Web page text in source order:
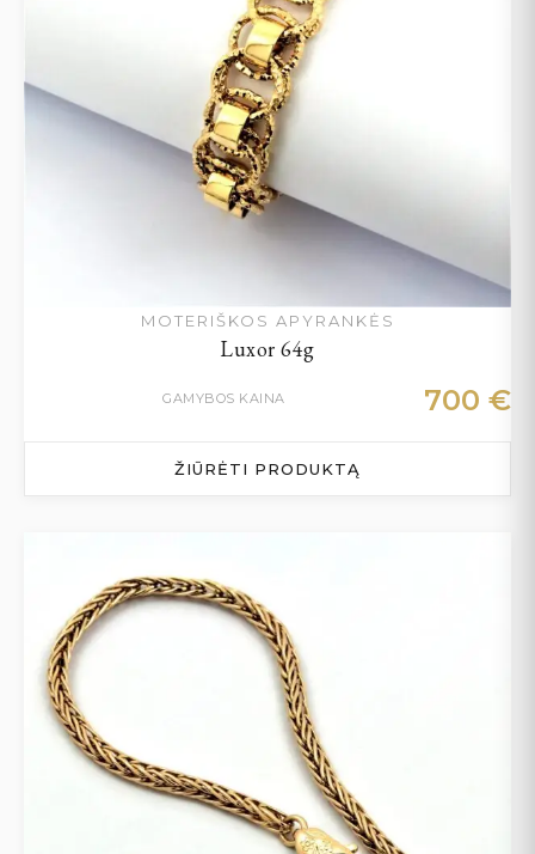
MOTERIŠKOS APYRANKĖS
Luxor 64g
GAMYBOS KAINA 700 €
ŽIŪRĖTI PRODUKTĄ